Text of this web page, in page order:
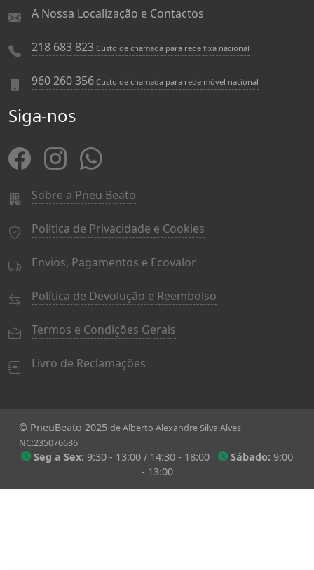
A Nossa Localização e Contactos
218 683 823 Custo de chamada para rede fixa nacional
960 260 356 Custo de chamada para rede móvel nacional
Siga-nos
Sobre a Pneu Beato
Política de Privacidade e Cookies
Envios, Pagamentos e Ecovalor
Política de Devolução e Reembolso
Termos e Condições Gerais
Livro de Reclamações
© PneuBeato 2025 de Alberto Alexandre Silva Alves
NC:235076686
Seg a Sex: 9:30 - 13:00 / 14:30 - 18:00 Sábado: 9:00
- 13:00